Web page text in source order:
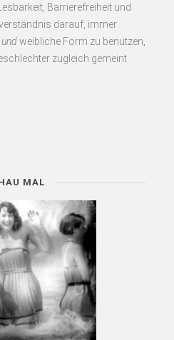
Barrierefreiheit und
darauf, immer
undweibliche Form zu benutzen,
zugleich gemeint
MAL